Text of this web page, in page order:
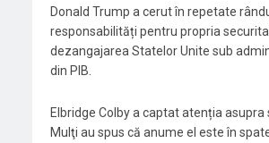
Donald Trump a cerut în repetate
responsabilități pentru propria
dezangajarea Statelor Unite sub
din PIB.
Elbridge Colby a captat atenția
Mulţi au spus că anume el este în